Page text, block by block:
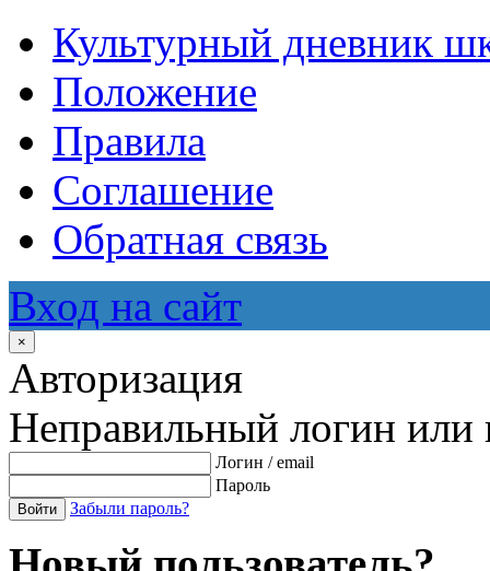
Культурный дневник
Положение
Правила
Соглашение
Обратная связь
Вход на сайт
×
Авторизация
Неправильный логин или
Логин / email
Пароль
Войти Забыли пароль?